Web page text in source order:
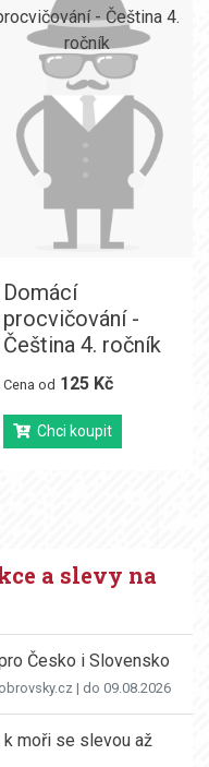
Domácí
procvičování -
Čeština 4. ročník
Cena od 125 Kč
Chci koupit
a slevy na
Česko i Slovensko
| do 09.08.2026
k moři se slevou až